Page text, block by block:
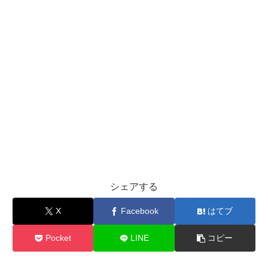
シェアする
X Facebook はてブ
Pocket LINE コピー